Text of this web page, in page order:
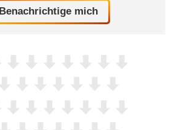
Benachrichtige mich